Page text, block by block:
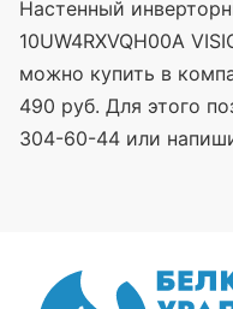
Настенный
10UW4RXVQH00A
можно купить в
490 руб. Для этого
304-60-44 или